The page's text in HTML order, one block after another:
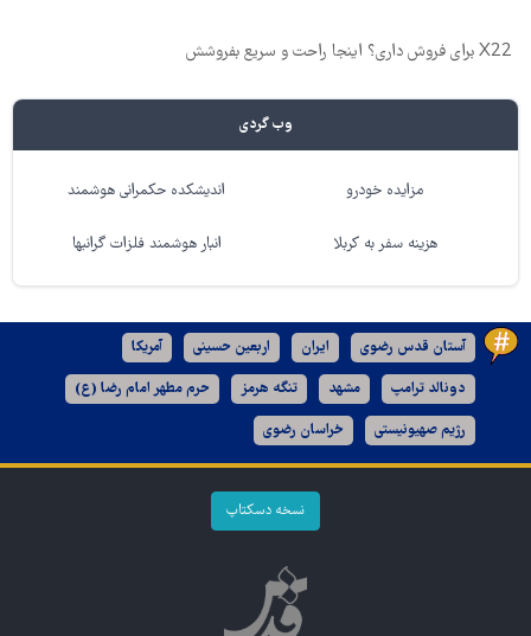
X22 برای فروش داری؟ اینجا راحت و سریع بفروشش
وب گردی
مزایده خودرو اندیشکده حکمرانی هوشمند
هزینه سفر به کربلا انبار هوشمند فلزات گرانبها
آستان قدس رضوی ایران اربعین حسینی آمریکا
دونالد ترامپ مشهد تنگه هرمز حرم مطهر امام رضا (ع)
رژیم صهیونیستی خراسان رضوی
نسخه دسکتاپ